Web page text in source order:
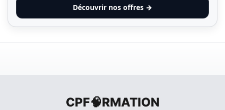
Découvrir nos offres →
CPF🧠RMATION